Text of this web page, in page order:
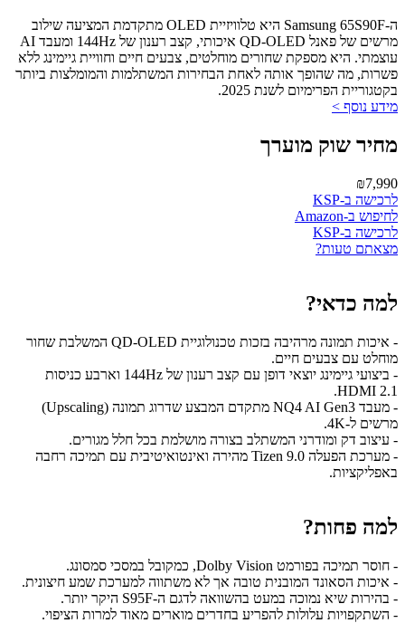
ה-Samsung 65S90F היא טלוויזיית OLED מתקדמת המציעה שילוב
מרשים של פאנל QD-OLED איכותי, קצב רענון של 144Hz ומעבד AI
עוצמתי. היא מספקת שחורים מוחלטים, צבעים חיים וחוויית גיימינג ללא
פשרות, מה שהופך אותה לאחת הבחירות המשתלמות והמומלצות ביותר
בקטגוריית הפרימיום לשנת 2025.
מידע נוסף >
מחיר שוק מוערך
₪7,990
לרכישה ב-KSP
לחיפוש ב-Amazon
לרכישה ב-KSP
מצאתם טעות?
למה כדאי?
- איכות תמונה מרהיבה בזכות טכנולוגיית QD-OLED המשלבת שחור
מוחלט עם צבעים חיים.
- ביצועי גיימינג יוצאי דופן עם קצב רענון של 144Hz וארבע כניסות
HDMI 2.1.
- מעבד NQ4 AI Gen3 מתקדם המבצע שדרוג תמונה (Upscaling)
מרשים ל-4K.
- עיצוב דק ומודרני המשתלב בצורה מושלמת בכל חלל מגורים.
- מערכת הפעלה Tizen 9.0 מהירה ואינטואיטיבית עם תמיכה רחבה
באפליקציות.
למה פחות?
- חוסר תמיכה בפורמט Dolby Vision, כמקובל במסכי סמסונג.
- איכות הסאונד המובנית טובה אך לא משתווה למערכת שמע חיצונית.
- בהירות שיא נמוכה במעט בהשוואה לדגם ה-S95F היקר יותר.
- השתקפויות עלולות להפריע בחדרים מוארים מאוד למרות הציפוי.